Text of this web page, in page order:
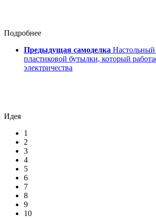
Подробнее
Предыдущая самоделка
пластиковой бутылки, который
электричества
Идея
1
2
3
4
5
6
7
8
9
10